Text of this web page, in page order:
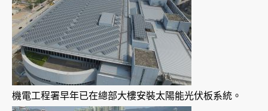
機電工程署早年已在總部大樓安裝太陽能光伏板系統。